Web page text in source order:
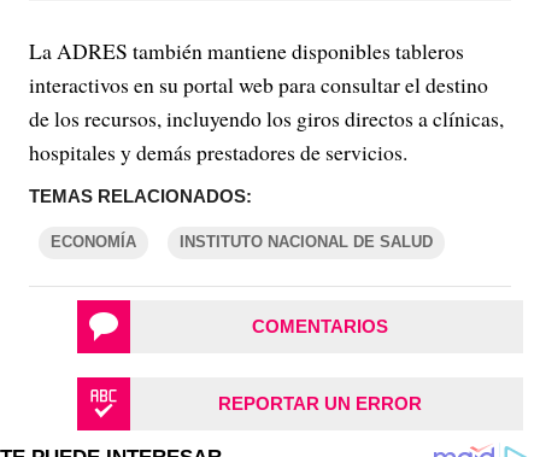
La ADRES también mantiene disponibles tableros
interactivos en su portal web para consultar el destino
de los recursos, incluyendo los giros directos a clínicas,
hospitales y demás prestadores de servicios.
TEMAS RELACIONADOS:
ECONOMÍA INSTITUTO NACIONAL DE SALUD
COMENTARIOS
REPORTAR UN ERROR